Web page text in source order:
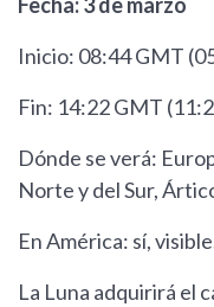
Fecha: 3 de marzo
Inicio: 08:44 GMT
Fin: 14:22 GMT
Dónde se verá:
Norte y del Sur,
En América: sí,
La Luna adquirirá el